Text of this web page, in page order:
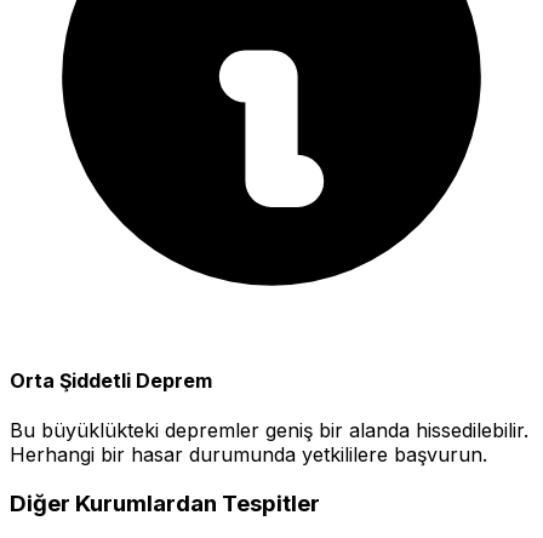
Orta Şiddetli Deprem
Bu büyüklükteki depremler geniş bir alanda hissedilebilir.
Herhangi bir hasar durumunda yetkililere başvurun.
Diğer Kurumlardan Tespitler